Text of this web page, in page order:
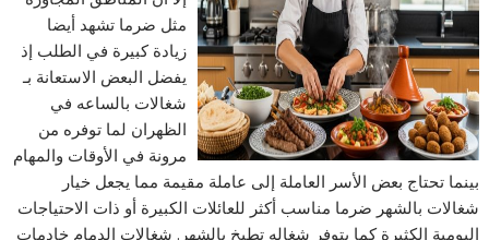
مثل ضرما تشهد أيضا
زيادة كبيرة في الطلب إذ
يفضل البعض الاستعانة بـ
شغالات بالساعه في
الظهران لما توفره من
مرونة في الأوقات والمهام
بينما تحتاج بعض الأسر العاملة إلى عاملة مقيمة مما يجعل خيار
شغالات بالشهر ضرما مناسب أكثر للعائلات الكبيرة أو ذات الاحتياجات
اليومية الكثيرة كما يتوفر شغاله تطبخ بالشهر. شغالات الدمام خادمات